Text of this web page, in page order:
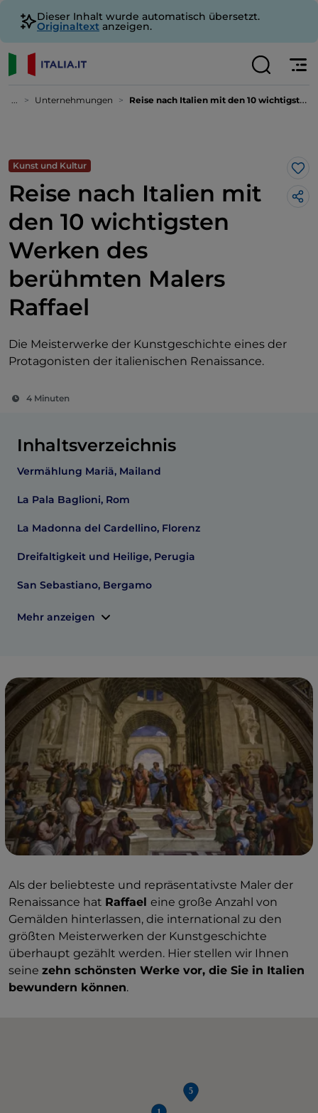
Dieser Inhalt wurde automatisch übersetzt.
Originaltext anzeigen.
... Unternehmungen Reise nach Italien mit den 10 wichtigsten Werken des berühmten Malers Raffael
Kunst und Kultur
Reise nach Italien mit
den 10 wichtigsten
Werken des
berühmten Malers
Raffael
Die Meisterwerke der Kunstgeschichte eines der
Protagonisten der italienischen Renaissance.
4 Minuten
Inhaltsverzeichnis
Vermählung Mariä, Mailand
La Pala Baglioni, Rom
La Madonna del Cardellino, Florenz
Dreifaltigkeit und Heilige, Perugia
San Sebastiano, Bergamo
Mehr anzeigen
Als der beliebteste und repräsentativste Maler der
Renaissance hat Raffael eine große Anzahl von
Gemälden hinterlassen, die international zu den
größten Meisterwerken der Kunstgeschichte
überhaupt gezählt werden. Hier stellen wir Ihnen
seine zehn schönsten Werke vor, die Sie in Italien
bewundern können.